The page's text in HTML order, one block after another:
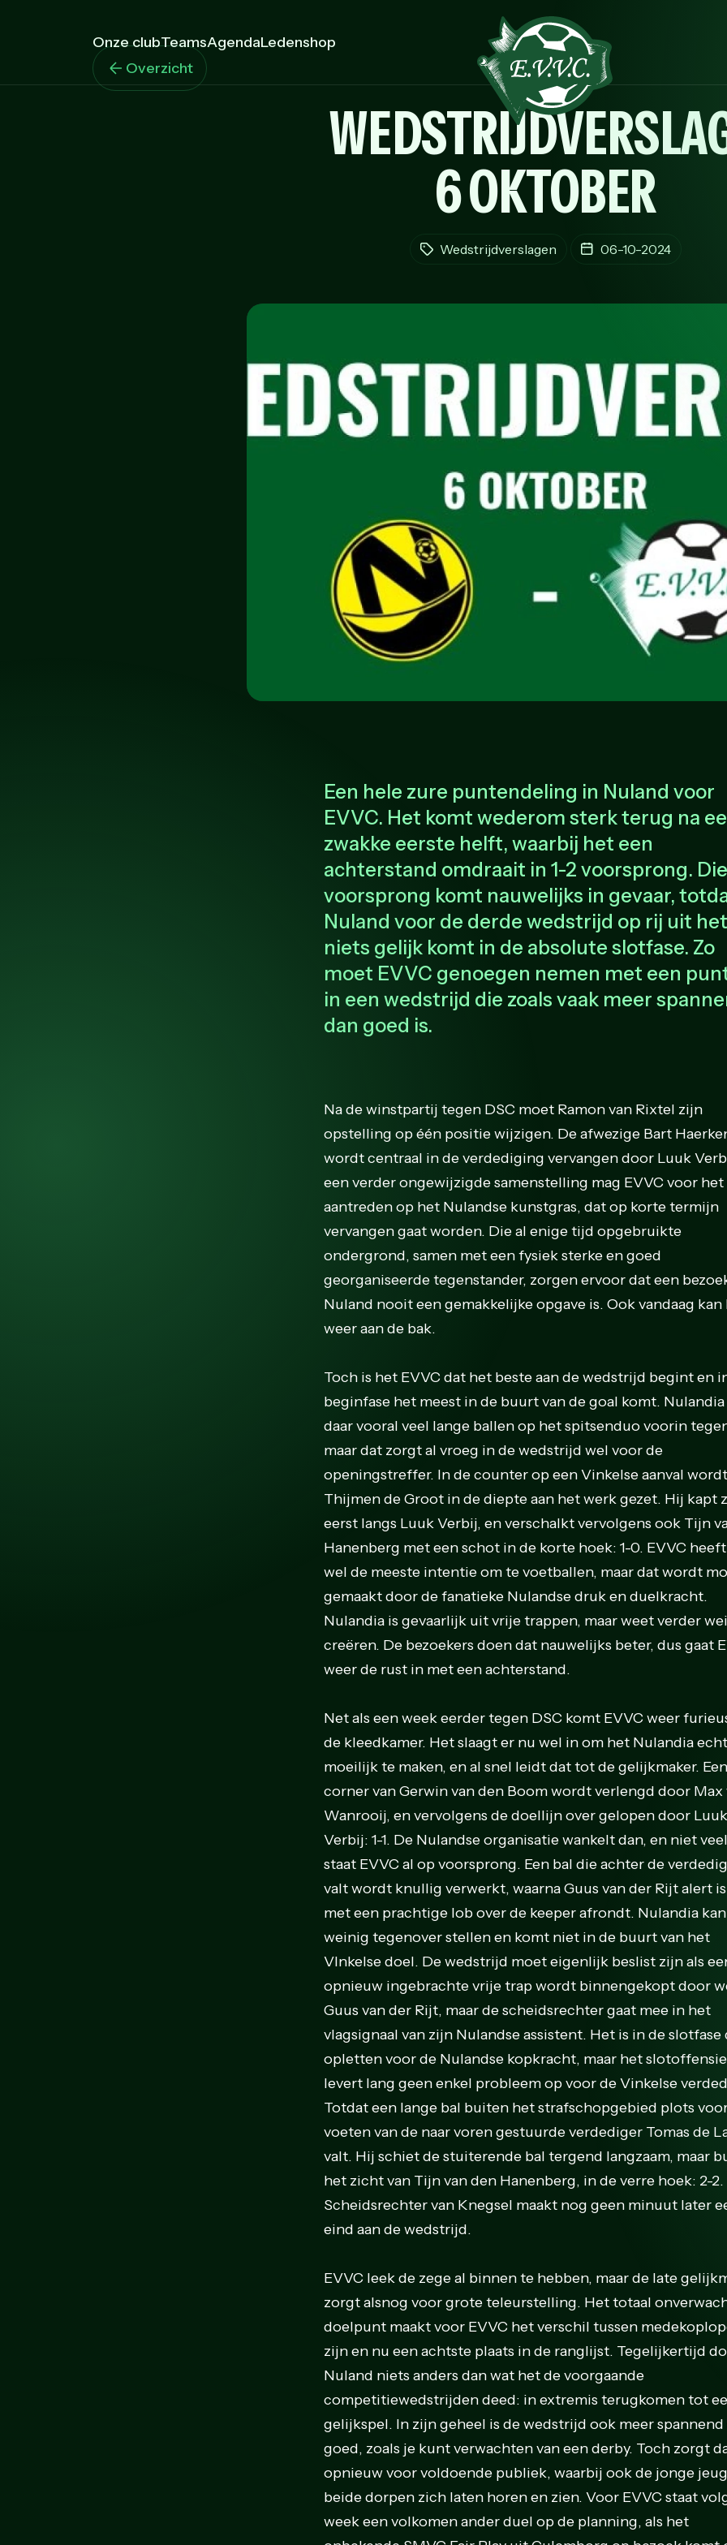
Onze clubTeamsAgendaLedenshop
Overzicht
6 OKTOBER
Wedstrijdverslagen 06-10-2024
Een hele zure puntendeling in Nuland voor
EVVC. Het komt wederom sterk terug na
zwakke eerste helft, waarbij het een
achterstand omdraait in 1-2 voorsprong. Die
voorsprong komt nauwelijks in gevaar,
Nuland voor de derde wedstrijd op rij uit het
niets gelijk komt in de absolute slotfase. Zo
moet EVVC genoegen nemen met een
in een wedstrijd die zoals vaak meer
dan goed is.
Na de winstpartij tegen DSC moet Ramon van Rixtel zijn
opstelling op één positie wijzigen. De afwezige Bart
wordt centraal in de verdediging vervangen door Luuk
een verder ongewijzigde samenstelling mag EVVC voor het
aantreden op het Nulandse kunstgras, dat op korte termijn
vervangen gaat worden. Die al enige tijd opgebruikte
ondergrond, samen met een fysiek sterke en goed
georganiseerde tegenstander, zorgen ervoor dat een
Nuland nooit een gemakkelijke opgave is. Ook vandaag kan
weer aan de bak.
Toch is het EVVC dat het beste aan de wedstrijd begint en
beginfase het meest in de buurt van de goal komt.
daar vooral veel lange ballen op het spitsenduo voorin
maar dat zorgt al vroeg in de wedstrijd wel voor de
openingstreffer. In de counter op een Vinkelse aanval wordt
Thijmen de Groot in de diepte aan het werk gezet. Hij kapt
eerst langs Luuk Verbij, en verschalkt vervolgens ook Tijn
Hanenberg met een schot in de korte hoek: 1-0. EVVC
wel de meeste intentie om te voetballen, maar dat wordt
gemaakt door de fanatieke Nulandse druk en duelkracht.
Nulandia is gevaarlijk uit vrije trappen, maar weet verder
creëren. De bezoekers doen dat nauwelijks beter, dus gaat
weer de rust in met een achterstand.
Net als een week eerder tegen DSC komt EVVC weer
de kleedkamer. Het slaagt er nu wel in om het Nulandia echt
moeilijk te maken, en al snel leidt dat tot de gelijkmaker. Een
corner van Gerwin van den Boom wordt verlengd door Max
Wanrooij, en vervolgens de doellijn over gelopen door Luuk
Verbij: 1-1. De Nulandse organisatie wankelt dan, en niet
staat EVVC al op voorsprong. Een bal die achter de
valt wordt knullig verwerkt, waarna Guus van der Rijt alert
met een prachtige lob over de keeper afrondt. Nulandia
weinig tegenover stellen en komt niet in de buurt van het
VInkelse doel. De wedstrijd moet eigenlijk beslist zijn als
opnieuw ingebrachte vrije trap wordt binnengekopt door
Guus van der Rijt, maar de scheidsrechter gaat mee in het
vlagsignaal van zijn Nulandse assistent. Het is in de slotfase
opletten voor de Nulandse kopkracht, maar het
levert lang geen enkel probleem op voor de Vinkelse
Totdat een lange bal buiten het strafschopgebied plots
voeten van de naar voren gestuurde verdediger Tomas de
valt. Hij schiet de stuiterende bal tergend langzaam, maar
het zicht van Tijn van den Hanenberg, in de verre hoek: 2-2.
Scheidsrechter van Knegsel maakt nog geen minuut later
eind aan de wedstrijd.
EVVC leek de zege al binnen te hebben, maar de late
zorgt alsnog voor grote teleurstelling. Het totaal
doelpunt maakt voor EVVC het verschil tussen
zijn en nu een achtste plaats in de ranglijst. Tegelijkertijd
Nuland niets anders dan wat het de voorgaande
competitiewedstrijden deed: in extremis terugkomen tot
gelijkspel. In zijn geheel is de wedstrijd ook meer spannend
goed, zoals je kunt verwachten van een derby. Toch zorgt
opnieuw voor voldoende publiek, waarbij ook de jonge
beide dorpen zich laten horen en zien. Voor EVVC staat
week een volkomen ander duel op de planning, als het